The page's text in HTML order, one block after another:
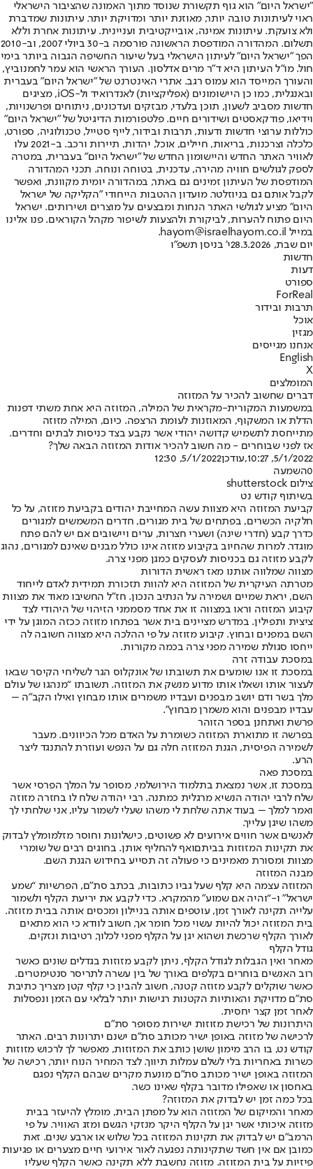
"ישראל היום" הוא גוף תקשורת שנוסד מתוך האמונה שהציבור הישראלי
ראוי לעיתונות טובה יותר, מאוזנת יותר ומדויקת יותר. עיתונות שמדברת
ולא צועקת. עיתונות אמינה, אובייקטיבית ועניינית. עיתונות אחרת וללא
תשלום. המהדורה המודפסת הראשונה פורסמה ב-30 ביולי 2007, וב-2010
הפך "ישראל היום" לעיתון הישראלי בעל שיעור החשיפה הגבוה ביותר בימי
חול. מו"ל העיתון היא ד"ר מרים אדלסון. העורך הראשי הוא עמר לחמנוביץ,
והעורך המייסד הוא עמוס רגב. אתרי האינטרנט של "ישראל היום" בעברית
ובאנגלית, כמו כן היישומונים (אפליקציות) לאנדרואיד ול-iOS, מציגים
חדשות מסביב לשעון, תוכן בלעדי, מבזקים ועדכונים, ניתוחים ופרשנויות,
וידיאו, פודקאסטים ושידורים חיים. פלטפורמות הדיגיטל של "ישראל היום"
כוללות ערוצי חדשות ודעות, תרבות ובידור, לייף סטייל, טכנולוגיה, ספורט,
כלכלה וצרכנות, בריאות, חיילים, אוכל, יהדות, תיירות ורכב. ב-2021 עלו
לאוויר האתר החדש והיישומון החדש של "ישראל היום" בעברית, במטרה
לספק לגולשים חוויה מהירה, עדכנית, בטוחה ונוחה. תכני המהדורה
המודפסת של העיתון זמינים גם באתר, במהדורה יומית מקוונת, ואפשר
לקבל אותם גם בניוזלטר. מועדון ההטבות הייחודי "הקליקה של ישראל
היום" מציע לגולשי האתר הנחות ומבצעים על מוצרים ושירותים. ישראל
היום פתוח להערות, לביקורת ולהצעות לשיפור מקהל הקוראים. פנו אלינו
במייל hayom@israelhayom.co.il.
יום שבת, 28.3.2026
י' בניסן תשפ"ו
חדשות
דעות
ספורט
ForReal
תרבות ובידור
אוכל
מגזין
אנחנו מגייסים
English
X
המומלצים
דברים שחשוב להכיר על המזוזה
במשמעות המקורית-מקראית של המילה, המזוזה היא אחת משתי דפנות
הדלת או המשקוף, המאוזנות לעומת הרצפה. כיום, המילה מזוזה
מתייחסת לתשמיש קדושה יהודי אשר נקבע בצד כניסות לבתים וחדרים.
אז לפני שבוחרים - מה חשוב להכיר אודות המזוזה הבאה שלך?
5/1/2022, 10:27
,עודכן5/1/2022, 12:30
0השמעה
צילום shutterstock
בשיתוף קודש נט
קביעת המזוזה היא מצוות עשה המחייבת יהודים בקביעת מזוזה, על כל
חלקיה הכשרים, בפתחים של בית מגורים, חדרים המשמשים למגורים
כדרך קבע (חדרי שינה) ושערי חצרות, ערים ויישובים אם יש להם פתח
מוגדר. למרות שהחיוב בקיבוע מזוזה אינו כולל מבנים שאינם למגורים, נהוג
לקבע מזוזה גם בכניסות לעסקים כמגן מפני צרה.
מצווה שמלווה אותנו מאז ראשית הדורות
מטרתה העיקרית של המזוזה היא להוות תזכורת תמידית לאדם לייחוד
השם, יראת שמיים ושמירה על הנתיב הנכון. חז”ל החשיבו מאוד את מצוות
קיבוע המזוזה וראו במצווה זו את אחד מסממני הזיהוי של היהודי לצד
ציצית ותפילין. במדרש מציינים בית אשר בפתחו מזוזה ככזה המוגן על ידי
השם במפנים ובחוץ. קיבוע מזוזה על פי ההלכה היא מצווה חשובה לה
ייחסו סגולת שמירה מפני צרה בכמה מקורות.
במסכת עבודה זרה
במסכת זו אנו שומעים את תשובתו של אונקלוס הגר לשליחי הקיסר שבאו
לעצור אותו ושאלו אותו מדוע מנשק את המזוזה. תשובתו “מנהגו של עולם
מלך בשר ודם יושב מבפנים ועבדיו משמרים אותו מבחוץ ואילו הקב”ה –
עבדיו מבפנים והוא משמרן מבחוץ”.
פרשת ואתחנן בספר הזוהר
בפרשה זו מתוארת המזוזה כשומרת על האדם מכל הכיוונים. מעבר
לשמירה הפיסית, הגנת המזוזה חלה גם על הנפש ועוזרת להתנגד ליצר
הרע.
במסכת פאה
במסכת זו, אשר נמצאת בתלמוד הירושלמי, מסופר על המלך הפרסי אשר
שלח לרבי יהודה הנשיא מרגלית כמתנה. רבי יהודה שלח לו בחזרה מזוזה
ואמר למלך – בעוד אתה שלחת לי משהו שעלי לשמור עליו, אני שלחתי לך
משהו שיגן עלייך.
לאנשים אשר חווים אירועים לא פשוטים, כישלונות וחוסר מזלמומלץ לבדוק
את תקינות המזוזות בביתםואף להחליף אותן. בחוגים רבים של שומרי
מצוות ומסורת מאמינים כי פעולה זה תסייע בחידוש הגנת השם.
מבנה המזוזה
המזוזה עצמה היא קלף שעל גביו כתובות, בכתב סת”ם, הפרשיות “שמע
ישראל” ו-“והיה אם שמוע” מהמקרא. כדי לקבע את יריעת הקלף ולשמור
עלייה תקינה לאורך זמן, עוטפים אותה בניילון ומכסים אותה בבית מזוזה.
בית המזוזה יכול להיות עשוי מכל חומר אך, חשוב לוודא כי הוא מתאים
לאורך הקלף שרכשת ושהוא יגן על הקלף מפני לכלוך, רטיבות ונזקים.
גודל הקלף
מאחר ואין הגבלות לגודל הקלף, ניתן לקבע מזוזות בגדלים שונים כאשר
רוב האנשים בוחרים בקלפים באורך של בין עשרה לתריסר סנטימטרים.
כאשר שוקלים לקבע מזוזה קטנה, חשוב להבין כי קלף קטן מצריך כתיבת
סת”ם מדויקת והאותיות הקטנות רגישות יותר לבלאי עם הזמן ונפסלות
לאחר זמן קצר יחסית.
היתרונות של רכישת מזוזות ישירות מסופר סת”ם
לרכישה של מזוזה באופן ישיר מכותב סת”ם ישנם יתרונות רבים. האתר
קודש נט, בו הרב מימון שושן כותב את המזוזות, מאפשר לך לרכוש מזוזות
כשרות באחריות בלי לשלם עמלות תיווך. לצד המחיר הנוח יותר, רכישה של
המזוזה באופן ישיר מכותב סת”ם מונעת מקרים שבהם הקלף נפגם
באחסון או שאפילו מדובר בקלף שאינו כשר.
בכל כמה זמן יש לבדוק את המזוזה?
מאחר והמיקום של המזוזה הוא על מפתן הבית, מומלץ להיעזר בבית
מזוזה איכותי אשר יגן על הקלף היקר מנזקי הגשם ומזג האוויר. על פי
הרמב”ם יש לבדוק את תקינות המזוזה בכל שלוש או ארבע שנים. זאת
כמובן אם אין חשד שתקינותה נפגעה לאור אירועי חיים מצערים או פגיעות
פיזיות על בית המזוזה. מזוזה נחשבת ללא תקינה כאשר הקלף שעליו